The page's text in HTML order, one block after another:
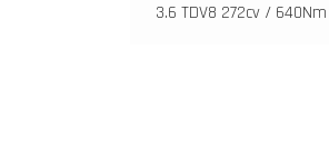
3.6 TDV8 272cv / 640Nm